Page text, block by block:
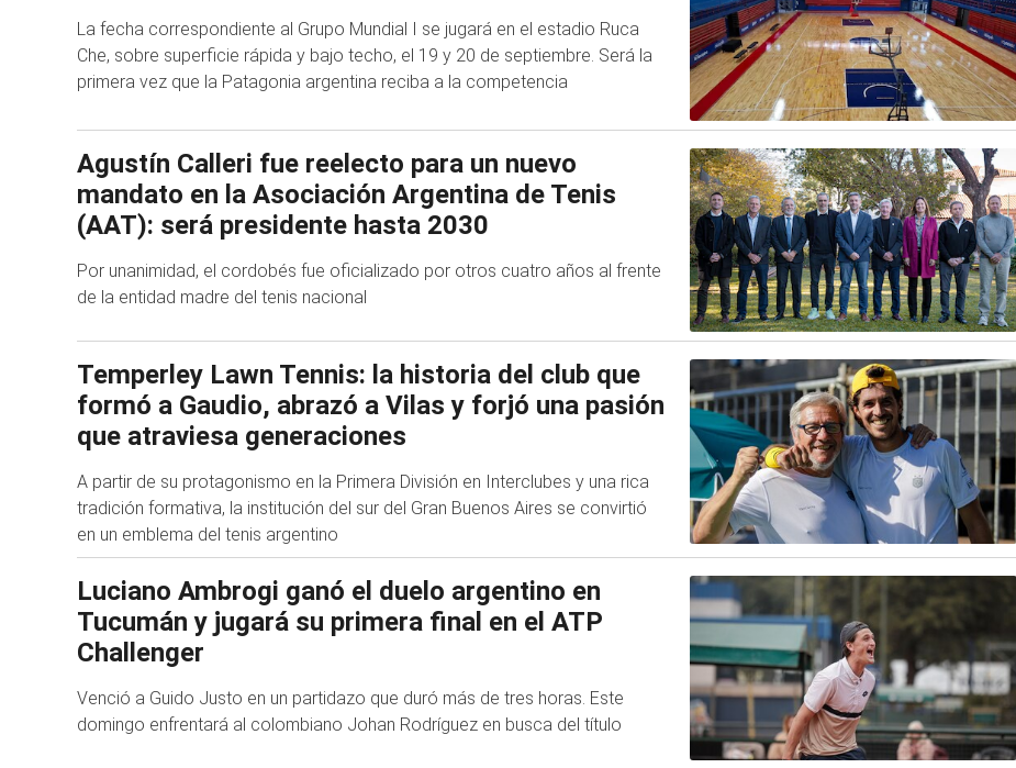
La fecha correspondiente al Grupo Mundial I se jugará en el estadio Ruca
Che, sobre superficie rápida y bajo techo, el 19 y 20 de septiembre. Será la
primera vez que la Patagonia argentina reciba a la competencia
Agustín Calleri fue reelecto para un nuevo
mandato en la Asociación Argentina de Tenis
(AAT): será presidente hasta 2030
Por unanimidad, el cordobés fue oficializado por otros cuatro años al frente
de la entidad madre del tenis nacional
Temperley Lawn Tennis: la historia del club que
formó a Gaudio, abrazó a Vilas y forjó una pasión
que atraviesa generaciones
A partir de su protagonismo en la Primera División en Interclubes y una rica
tradición formativa, la institución del sur del Gran Buenos Aires se convirtió
en un emblema del tenis argentino
Luciano Ambrogi ganó el duelo argentino en
Tucumán y jugará su primera final en el ATP
Challenger
Venció a Guido Justo en un partidazo que duró más de tres horas. Este
domingo enfrentará al colombiano Johan Rodríguez en busca del título